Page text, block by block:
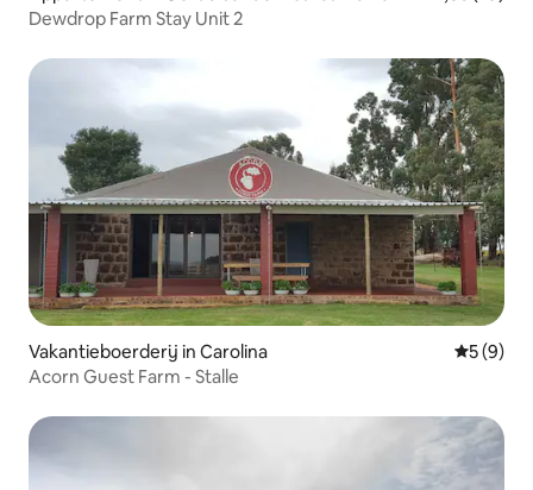
ality
Dewdrop Farm Stay Unit 2
Vakantieboerderij in Carolina
5 (9)
Acorn Guest Farm - Stalle